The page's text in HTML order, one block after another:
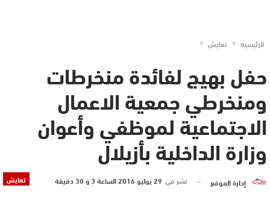
الرئيسية تعايش
حفل بهيج لفائدة منخرطات
ومنخرطي جمعية الاعمال
الاجتماعية لموظفي وأعوان
وزارة الداخلية بأزيلال
تعايش إدارة الموقع نشر في 29 يوليو 2016 الساعة 3 و 30 دقيقة